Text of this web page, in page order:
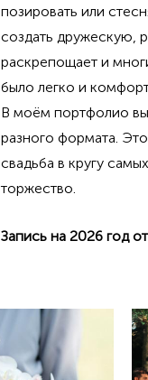
позировать или
создать дружескую,
раскрепощает и
было легко и
В моём портфолио
разного формата.
свадьба в кругу
торжество.
Запись на 2026 год